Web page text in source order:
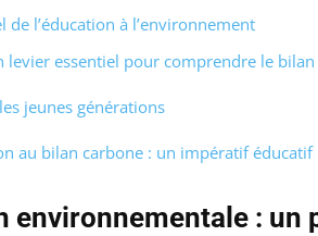
de l’éducation à l’environnement
levier essentiel pour comprendre le
jeunes générations
au bilan carbone : un impératif éducatif
environnementale :